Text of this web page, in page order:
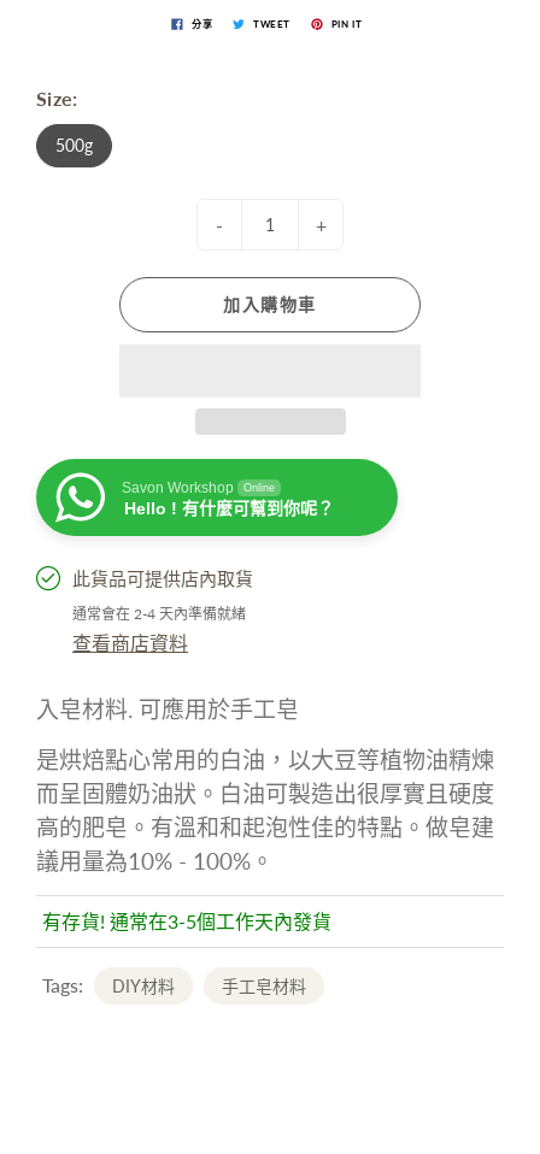
分享 TWEET PIN IT
Size:
500g
- +
加入購物車
Savon Workshop Online
Hello ! 有什麼可幫到你呢？
此貨品可提供店內取貨
通常會在 2-4 天內準備就緒
查看商店資料
入皂材料. 可應用於手工皂
是烘焙點心常用的白油，以大豆等植物油精煉
而呈固體奶油狀。白油可製造出很厚實且硬度
高的肥皂。有溫和和起泡性佳的特點。做皂建
議用量為10% - 100%。
有存貨! 通常在3-5個工作天內發貨
Tags: DIY材料 手工皂材料